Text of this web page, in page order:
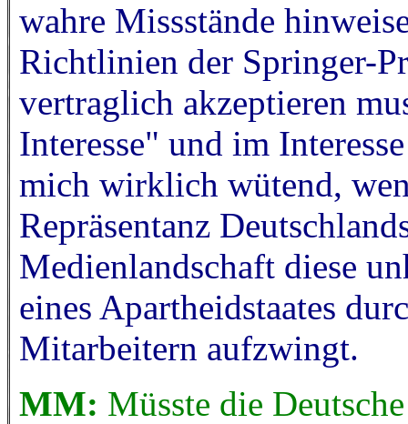
wahre Missstände
Richtlinien der Springer-
vertraglich akzeptieren
Interesse" und im
mich wirklich wütend,
Repräsentanz
Medienlandschaft diese
eines Apartheidstaates
Mitarbeitern aufzwingt.
MM: Müsste die